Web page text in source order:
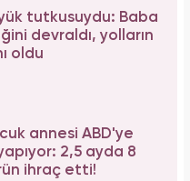
tutkusuydu: Baba
devraldı, yolların
oldu
annesi ABD'ye
2,5 ayda 8
ihraç etti!